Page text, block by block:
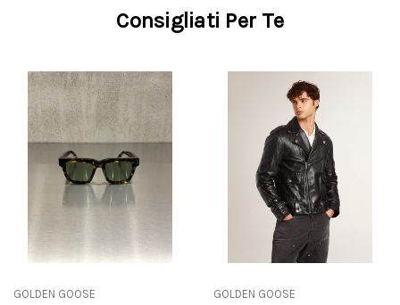
Consigliati Per Te
GOLDEN GOOSE GOLDEN GOOSE